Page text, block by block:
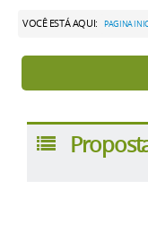
VOCÊ ESTÁ AQUI: PAGINA